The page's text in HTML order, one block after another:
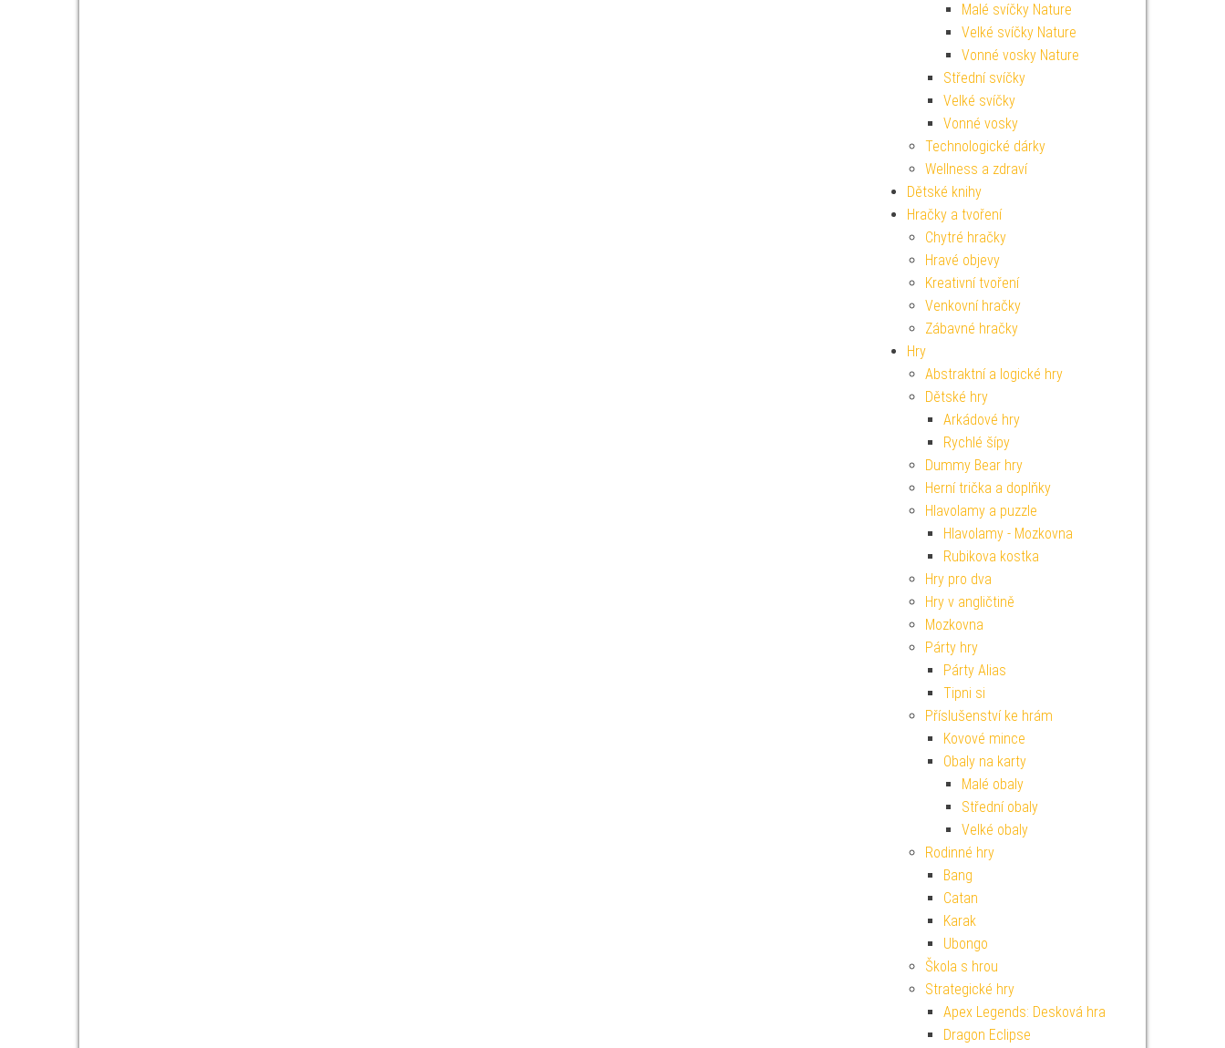
Malé svíčky Nature
Velké svíčky Nature
Vonné vosky Nature
Střední svíčky
Velké svíčky
Vonné vosky
Technologické dárky
Wellness a zdraví
Dětské knihy
Hračky a tvoření
Chytré hračky
Hravé objevy
Kreativní tvoření
Venkovní hračky
Zábavné hračky
Hry
Abstraktní a logické hry
Dětské hry
Arkádové hry
Rychlé šípy
Dummy Bear hry
Herní trička a doplňky
Hlavolamy a puzzle
Hlavolamy - Mozkovna
Rubikova kostka
Hry pro dva
Hry v angličtině
Mozkovna
Párty hry
Párty Alias
Tipni si
Příslušenství ke hrám
Kovové mince
Obaly na karty
Malé obaly
Střední obaly
Velké obaly
Rodinné hry
Bang
Catan
Karak
Ubongo
Škola s hrou
Strategické hry
Apex Legends: Desková hra
Dragon Eclipse